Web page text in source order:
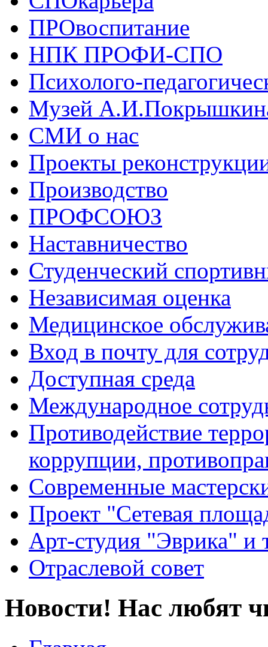
ПРОвоспитание
НПК ПРОФИ-СПО
Психолого-
Музей
СМИ о нас
Проекты
Производство
ПРОФСОЮЗ
Наставничество
Студенческий
Независимая оценка
Медицинское
Вход в почту для
Доступная среда
Международное
Противодействие
коррупции,
Современные
Проект "Сетевая
Арт-студия "Эврика" и
Отраслевой совет
Новости! Нас любят